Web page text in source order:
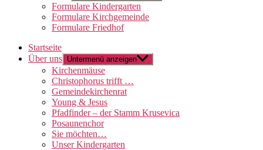
Formulare Kindergarten
Formulare Kirchgemeinde
Formulare Friedhof
Startseite
Über uns Untermenü anzeigen
Kirchenmäuse
Christophorus trifft …
Gemeindekirchenrat
Young & Jesus
Pfadfinder – der Stamm Krusevica
Posaunenchor
Sie möchten…
Unser Kindergarten